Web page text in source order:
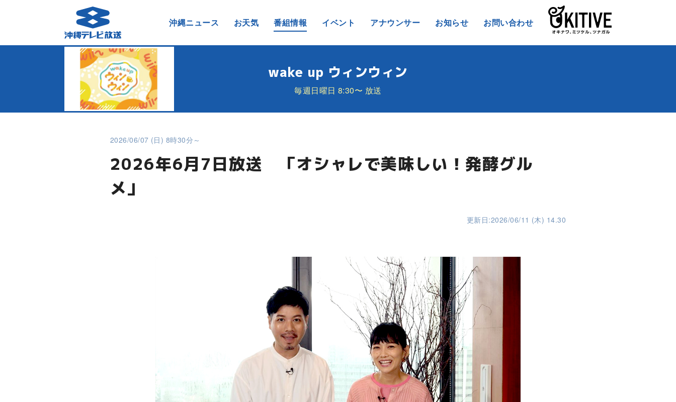
沖縄ニュース お天気 番組情報 イベント アナウンサー お知らせ お問い合わせ
wake up ウィンウィン
毎週日曜日 8:30〜 放送
2026/06/07 (日) 8時30分～
2026年6月7日放送 「オシャレで美味しい！発酵グル
メ」
更新日:2026/06/11 (木) 14.30